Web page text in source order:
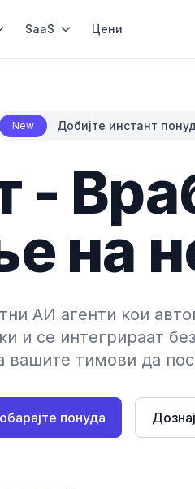
SaaS Цени
New Добијте инстант
-
на
АИ агенти кои
и се интегрираат
вашите тимови да
понуда